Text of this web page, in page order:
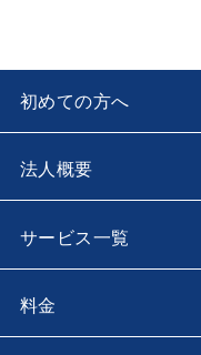
初めての方へ
法人概要
サービス一覧
料金